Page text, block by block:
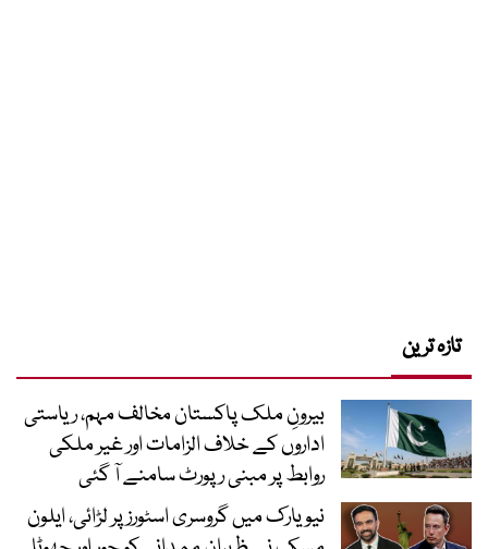
تازہ ترین
بیرونِ ملک پاکستان مخالف مہم، ریاستی
اداروں کے خلاف الزامات اور غیر ملکی
روابط پر مبنی رپورٹ سامنے آ گئی
نیویارک میں گروسری اسٹورز پر لڑائی، ایلون